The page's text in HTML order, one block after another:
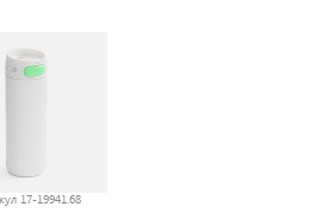
17-19941.68